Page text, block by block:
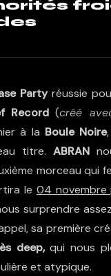
Party réussie
Record(créé
à la Boule Noire
titre. ABRAN
morceau qui
le 04 novembre
surprendre
sa première
deep,qui nous
et atypique.